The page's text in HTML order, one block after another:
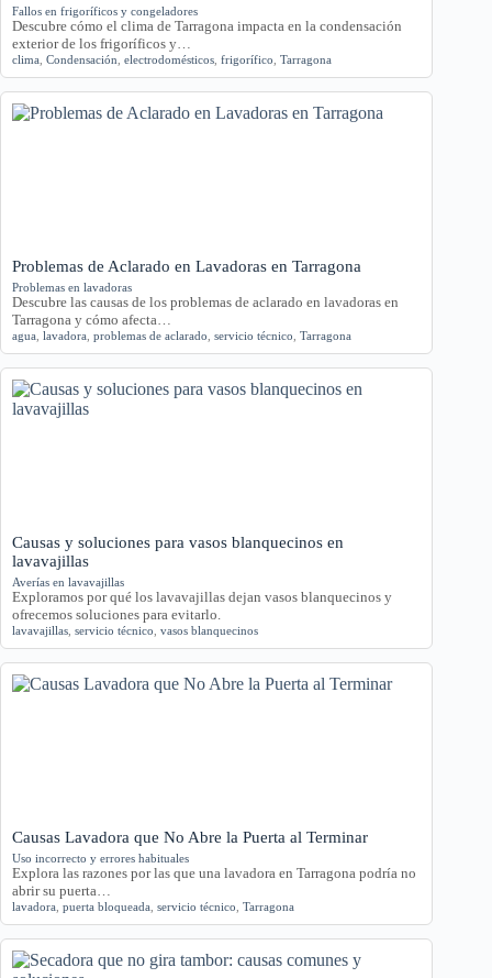
Fallos en frigoríficos y congeladores
Descubre cómo el clima de Tarragona impacta en la condensación
exterior de los frigoríficos y…
clima Condensación electrodomésticos frigorífico Tarragona
Problemas de Aclarado en Lavadoras en Tarragona
Problemas en lavadoras
Descubre las causas de los problemas de aclarado en lavadoras en
Tarragona y cómo afecta…
agua lavadora problemas de aclarado servicio técnico Tarragona
Causas y soluciones para vasos blanquecinos en
lavavajillas
Averías en lavavajillas
Exploramos por qué los lavavajillas dejan vasos blanquecinos y
ofrecemos soluciones para evitarlo.
lavavajillas servicio técnico vasos blanquecinos
Causas Lavadora que No Abre la Puerta al Terminar
Uso incorrecto y errores habituales
Explora las razones por las que una lavadora en Tarragona podría no
abrir su puerta…
lavadora puerta bloqueada servicio técnico Tarragona